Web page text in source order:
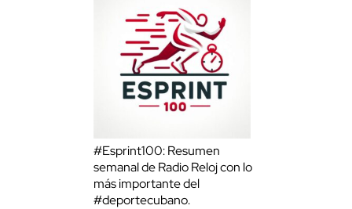
#Esprint100: Resumen
semanal de Radio Reloj con lo
más importante del
#deportecubano.